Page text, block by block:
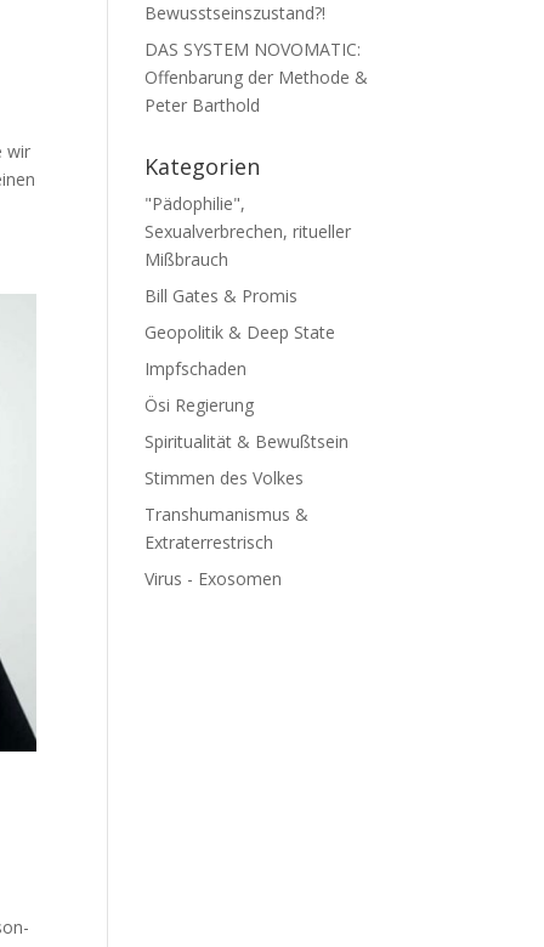
wir
Bewusstseinszustand?!
DAS SYSTEM NOVOMATIC:
Offenbarung der Methode &
Peter Barthold
Kategorien
"Pädophilie",
Sexualverbrechen, ritueller
Mißbrauch
Bill Gates & Promis
Geopolitik & Deep State
Impfschaden
Ösi Regierung
Spiritualität & Bewußtsein
Stimmen des Volkes
Transhumanismus &
Extraterrestrisch
Virus - Exosomen